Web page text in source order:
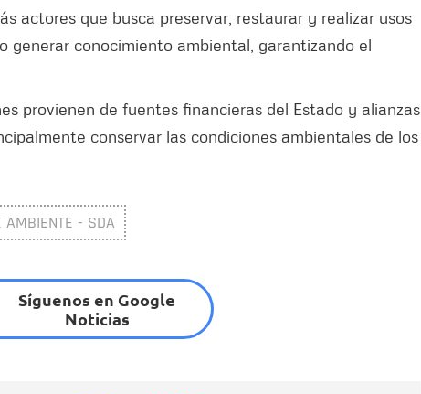
actores que busca preservar, restaurar y realizar usos
generar conocimiento ambiental, garantizando el
provienen de fuentes financieras del Estado y alianzas
conservar las condiciones ambientales de los
AMBIENTE - SDA
Síguenos en Google
Noticias